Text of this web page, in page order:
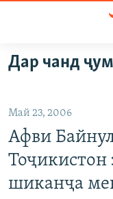
Ҷаҳиш
ба
аслӣ
ба
феҳристи
Ҷаҳиш
ГӮШАҲО
ҶОМЕА
САЛОМ, ХОҲАР
ТАҲҚИҚОТ
Дар чанд
Май 23, 2006
Афви
шиканҷа